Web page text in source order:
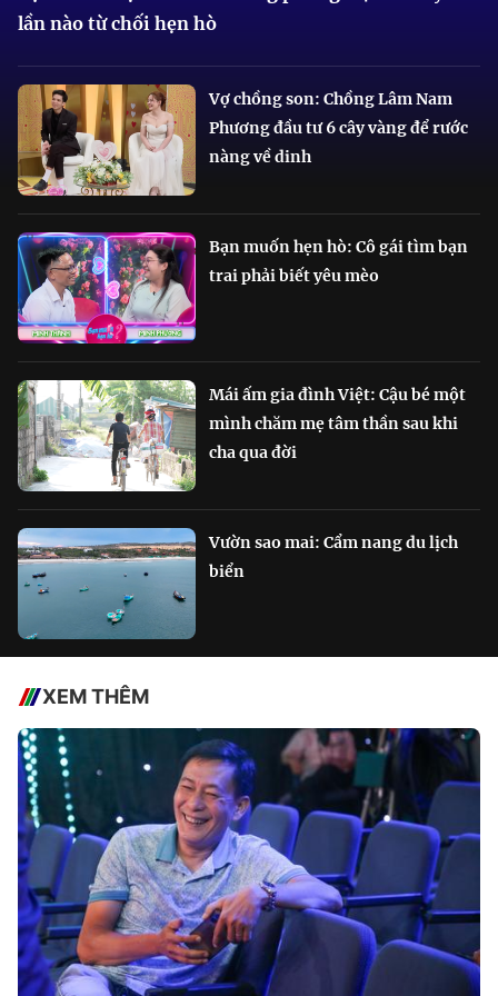
lần nào từ chối hẹn hò
Vợ chồng son: Chồng Lâm Nam
Phương đầu tư 6 cây vàng để rước
nàng về dinh
Bạn muốn hẹn hò: Cô gái tìm bạn
trai phải biết yêu mèo
Mái ấm gia đình Việt: Cậu bé một
mình chăm mẹ tâm thần sau khi
cha qua đời
Vườn sao mai: Cẩm nang du lịch
biển
XEM THÊM